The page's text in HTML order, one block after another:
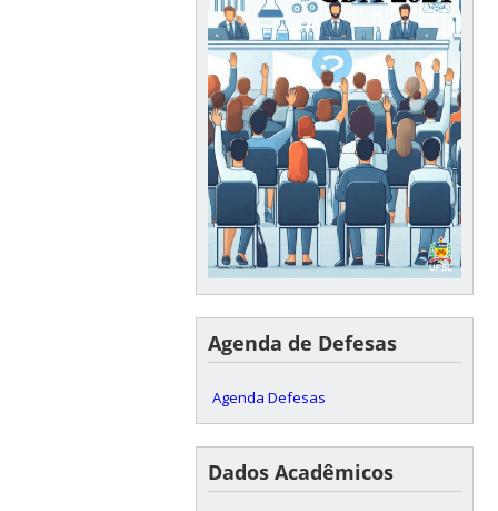
Agenda de Defesas
Agenda Defesas
Dados Acadêmicos